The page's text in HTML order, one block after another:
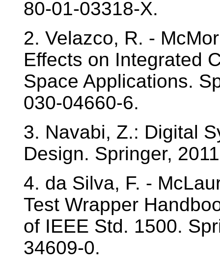
80-01-03318-X.
2. Velazco, R. -
Effects on Integrated
Space Applications.
030-04660-6.
3. Navabi, Z.: Digital
Design. Springer,
4. da Silva, F. -
Test Wrapper
of IEEE Std. 1500.
34609-0.